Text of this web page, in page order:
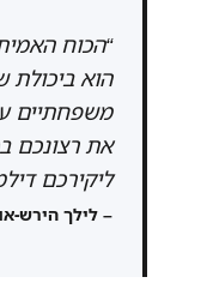
“הכוח
הוא ביכולת
משפחתיים
את רצונכם
ליקירכם
– לילך הירש-